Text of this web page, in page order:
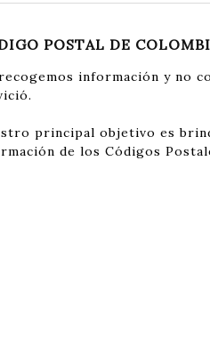
POSTAL DE
información y no
principal objetivo es
de los Códigos